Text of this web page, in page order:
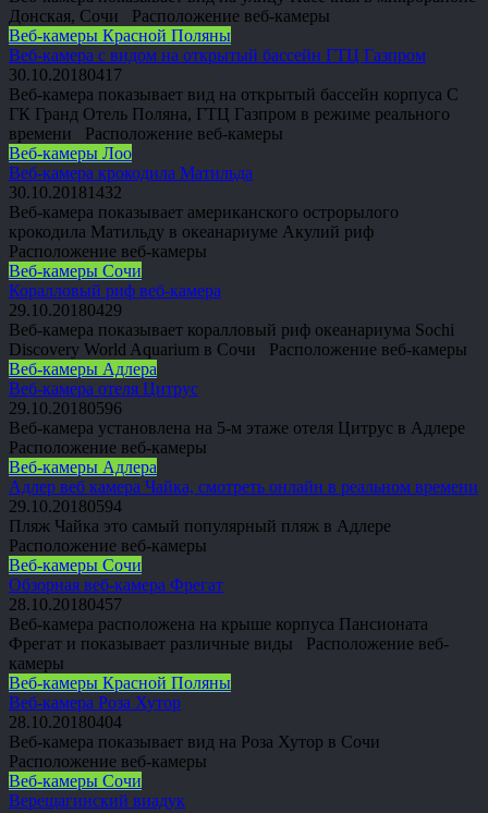
Донская, Сочи Расположение веб-камеры
Веб-камеры Красной Поляны
Веб-камера с видом на открытый бассейн ГТЦ Газпром
30.10.20180417
Веб-камера показывает вид на открытый бассейн корпуса С
ГК Гранд Отель Поляна, ГТЦ Газпром в режиме реального
времени Расположение веб-камеры
Веб-камеры Лоо
Веб-камера крокодила Матильда
30.10.20181432
Веб-камера показывает американского острорылого
крокодила Матильду в океанариуме Акулий риф
Расположение веб-камеры
Веб-камеры Сочи
Коралловый риф веб-камера
29.10.20180429
Веб-камера показывает коралловый риф океанариума Sochi
Discovery World Aquarium в Сочи Расположение веб-камеры
Веб-камеры Адлера
Веб-камера отеля Цитрус
29.10.20180596
Веб-камера установлена на 5-м этаже отеля Цитрус в Адлере
Расположение веб-камеры
Веб-камеры Адлера
Адлер веб камера Чайка, смотреть онлайн в реальном времени
29.10.20180594
Пляж Чайка это самый популярный пляж в Адлере
Расположение веб-камеры
Веб-камеры Сочи
Обзорная веб-камера Фрегат
28.10.20180457
Веб-камера расположена на крыше корпуса Пансионата
Фрегат и показывает различные виды Расположение веб-
камеры
Веб-камеры Красной Поляны
Веб-камера Роза Хутор
28.10.20180404
Веб-камера показывает вид на Роза Хутор в Сочи
Расположение веб-камеры
Веб-камеры Сочи
Верещагинский виадук